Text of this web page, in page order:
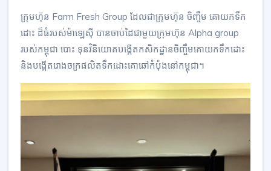
ក្រុមហ៊ុន Farm Fresh Group ដែលជាក្រុមហ៊ុន ចិញ្ចឹម គោយកទឹក
ដោះ ដ៏ធំរបស់ម៉ាឡេស៊ី បានចាប់ដៃជាមួយក្រុមហ៊ុន Alpha group
របស់កម្ពុជា បោះ ទុនវិនិយោគបង្កើតកសិកដ្ឋានចិញ្ចឹមគោយកទឹកដោះ
និងបង្កើតរោងចក្រផលិតទឹកដោះគោឆៅកំប៉ុងនៅកម្ពុជា។